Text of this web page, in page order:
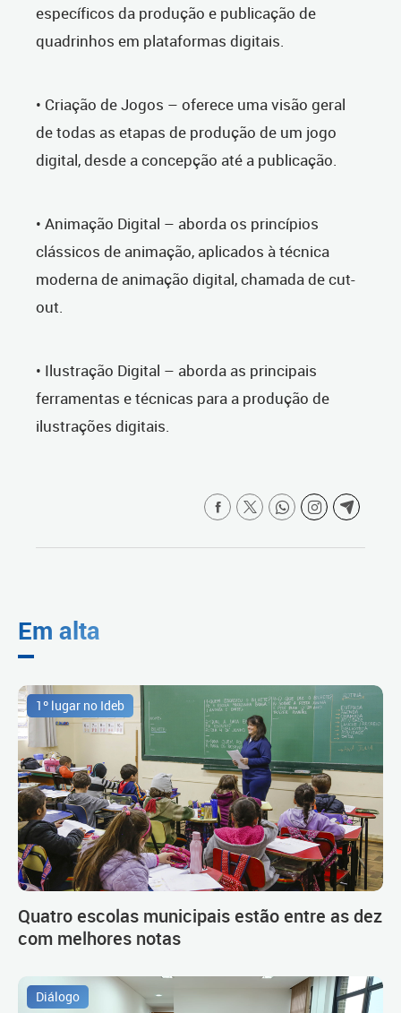
específicos da produção e publicação de
quadrinhos em plataformas digitais.
• Criação de Jogos – oferece uma visão geral
de todas as etapas de produção de um jogo
digital, desde a concepção até a publicação.
• Animação Digital – aborda os princípios
clássicos de animação, aplicados à técnica
moderna de animação digital, chamada de cut-
out.
• Ilustração Digital – aborda as principais
ferramentas e técnicas para a produção de
ilustrações digitais.
Em alta
1º lugar no Ideb
Quatro escolas municipais estão entre as dez
com melhores notas
Diálogo